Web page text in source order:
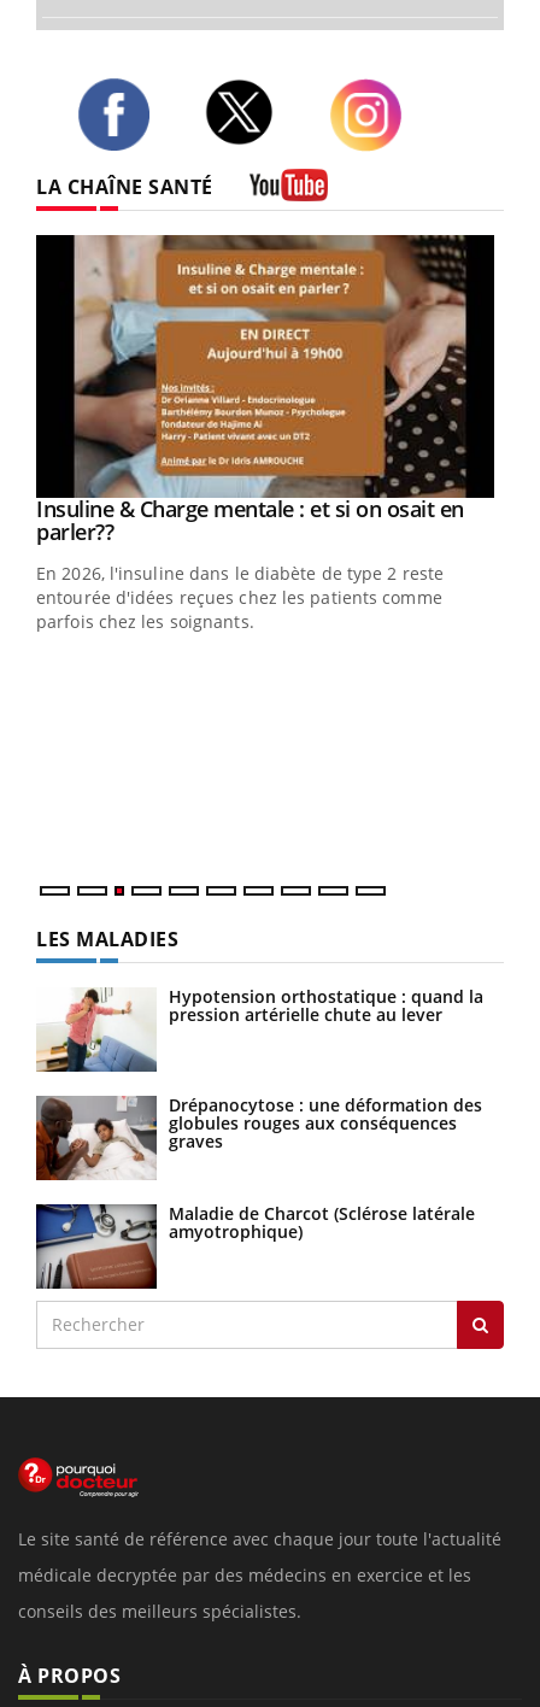
LA CHAÎNE SANTÉ
Youtube
Insuline & Charge mentale : et si on osait en
parler??Youtube
En 2026, l'insuline dans le diabète de type 2 reste
entourée d'idées reçues chez les patients comme
parfois chez les soignants.
LES MALADIES
Hypotension orthostatique : quand la
pression artérielle chute au lever
Drépanocytose : une déformation des
globules rouges aux conséquences
graves
Maladie de Charcot (Sclérose latérale
amyotrophique)
Le site santé de référence avec chaque jour toute l'actualité
médicale decryptée par des médecins en exercice et les
conseils des meilleurs spécialistes.
À PROPOS